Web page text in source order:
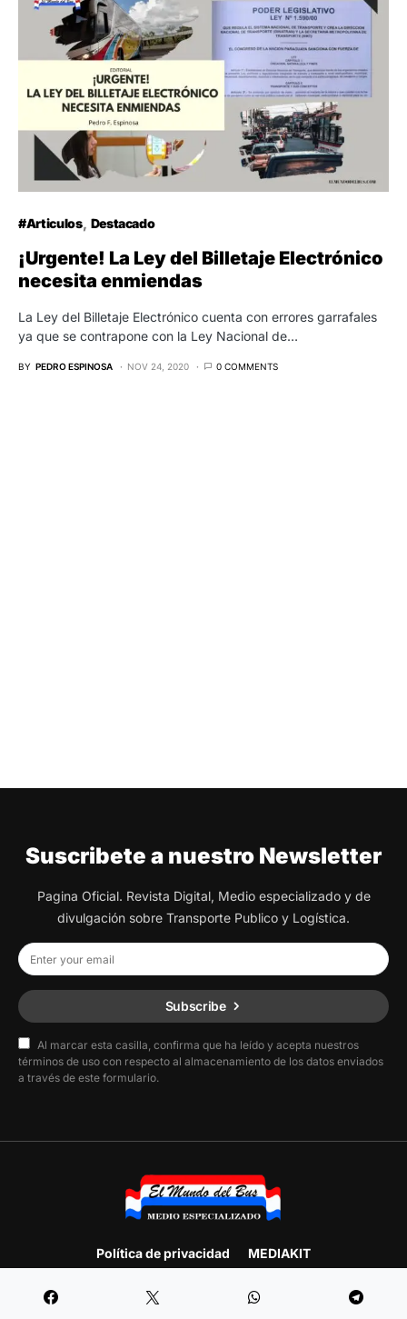
#Articulos Destacado
¡Urgente! La Ley del Billetaje Electrónico
necesita enmiendas
La Ley del Billetaje Electrónico cuenta con errores garrafales
ya que se contrapone con la Ley Nacional de…
BY PEDRO ESPINOSA NOV 24, 2020 0 COMMENTS
Suscribete a nuestro Newsletter
Pagina Oficial. Revista Digital, Medio especializado y de
divulgación sobre Transporte Publico y Logística.
Subscribe
Al marcar esta casilla, confirma que ha leído y acepta nuestros
términos de uso con respecto al almacenamiento de los datos enviados
a través de este formulario.
Política de privacidad MEDIAKIT
Designed & Developed by F.E. Producciones